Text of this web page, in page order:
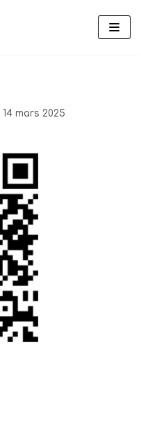
14 mars 2025